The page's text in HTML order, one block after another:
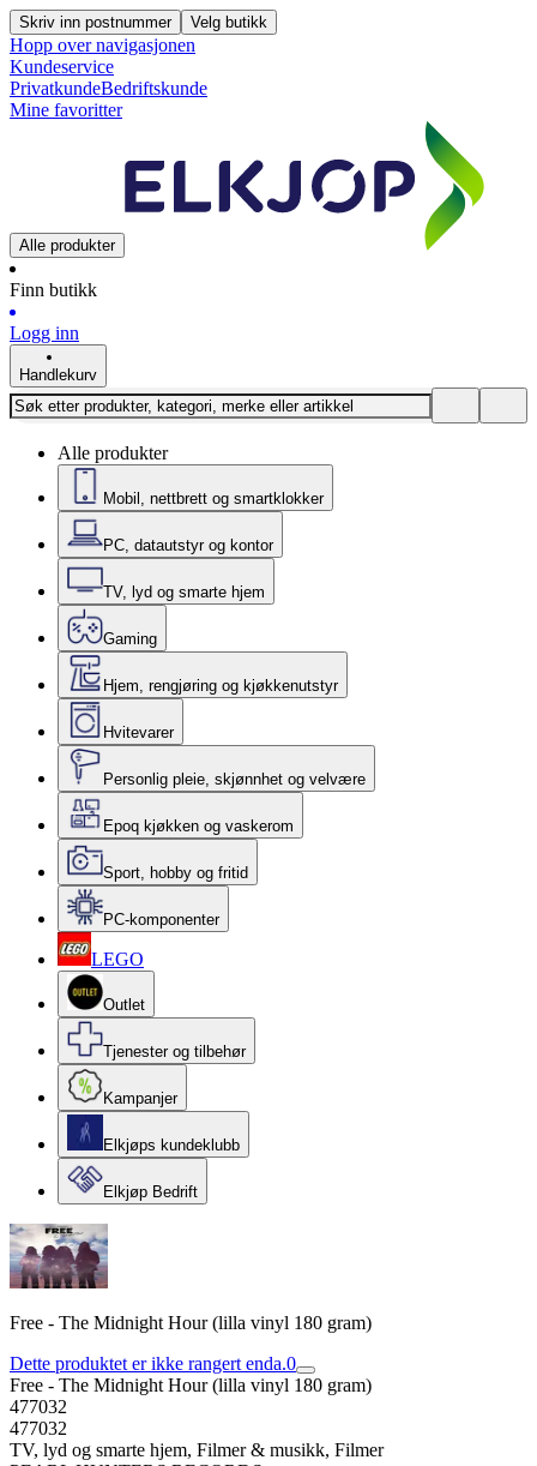
Skriv inn postnummer Velg butikk
Hopp over navigasjonen
Kundeservice
PrivatkundeBedriftskunde
Mine favoritter
Alle produkter
Finn butikk
Logg inn
Handlekurv
Alle produkter
Mobil, nettbrett og smartklokker
PC, datautstyr og kontor
TV, lyd og smarte hjem
Gaming
Hjem, rengjøring og kjøkkenutstyr
Hvitevarer
Personlig pleie, skjønnhet og velvære
Epoq kjøkken og vaskerom
Sport, hobby og fritid
PC-komponenter
LEGO
Outlet
Tjenester og tilbehør
Kampanjer
Elkjøps kundeklubb
Elkjøp Bedrift
Free - The Midnight Hour (lilla vinyl 180 gram)
Dette produktet er ikke rangert enda.0
Free - The Midnight Hour (lilla vinyl 180 gram)
477032
477032
TV, lyd og smarte hjem, Filmer & musikk, Filmer